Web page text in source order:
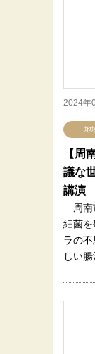
2024年
地
【周
議な
講演
周南
細菌
ラの
しい腸